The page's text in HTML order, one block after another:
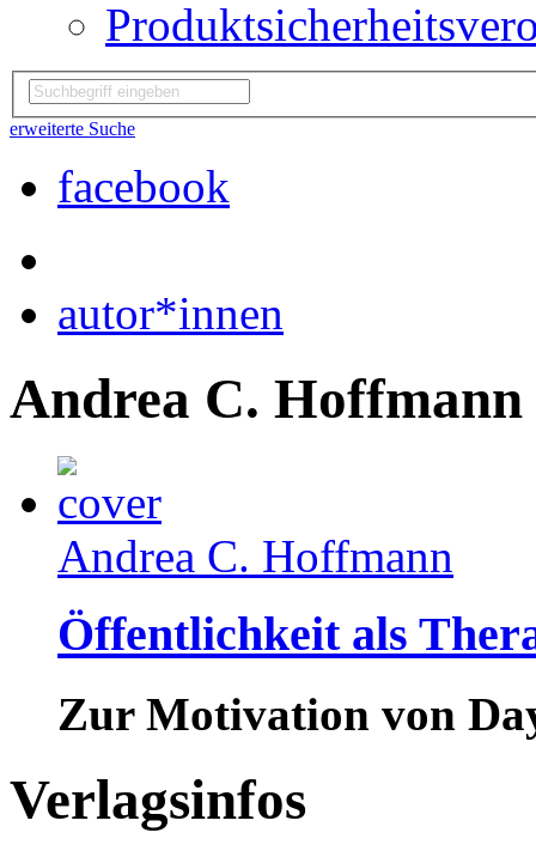
erweiterte Suche
facebook
autor*innen
Andrea C. Hoffmann
Andrea C. Hoffmann
Öffentlichkeit als
Zur Motivation von
Verlagsinfos